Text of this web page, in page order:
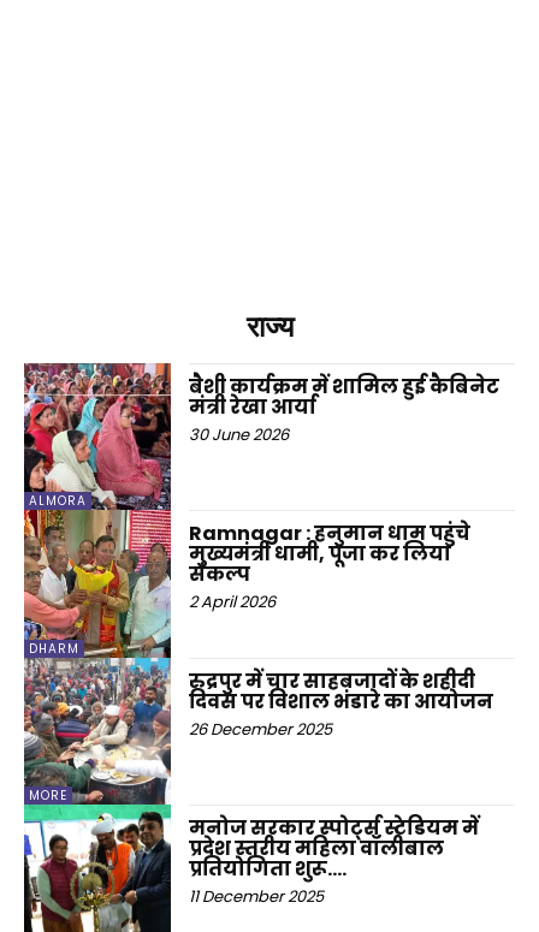
राज्य
ALMORA
बैशी कार्यक्रम में शामिल हुई कैबिनेट
मंत्री रेखा आर्या
30 June 2026
DHARM
Ramnagar : हनुमान धाम पहुंचे
मुख्यमंत्री धामी, पूजा कर लिया
संकल्प
2 April 2026
MORE
रुद्रपुर में चार साहबजादों के शहीदी
दिवस पर विशाल भंडारे का आयोजन
26 December 2025
मनोज सरकार स्पोर्ट्स स्टेडियम में
प्रदेश स्तरीय महिला वॉलीबाल
प्रतियोगिता शुरू….
11 December 2025